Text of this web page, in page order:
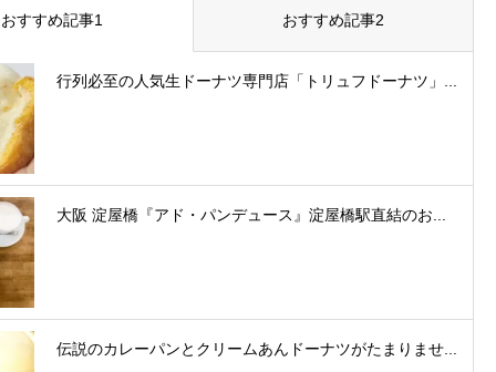
おすすめ記事1 おすすめ記事2
行列必至の人気生ドーナツ専門店「トリュフドーナツ」...
大阪 淀屋橋『アド・パンデュース』淀屋橋駅直結のお...
伝説のカレーパンとクリームあんドーナツがたまりませ...